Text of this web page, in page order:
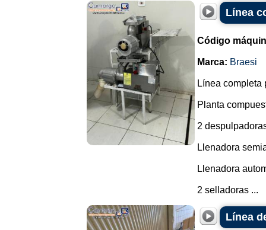
Línea
Código
Marca: Braesi
Línea completa
Planta
2
Llenadora
Llenadora
2 selladoras ...
Línea